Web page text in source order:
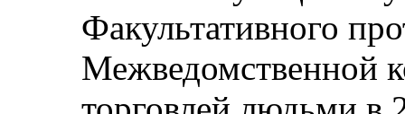
Факультативного
Межведомственной